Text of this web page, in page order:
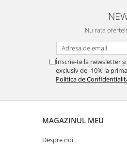
Nu rata
Înscrie-te la newsletter
exclusiv de -10% la
Politica de
MAGAZINUL MEU
Despre noi